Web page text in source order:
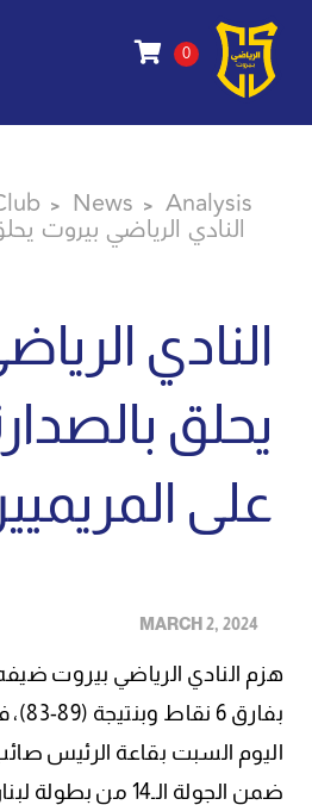
0
> News > Analysis
النادي الرياضي بيروت
النادي
يحلق
على
هزم النادي الرياضي بيروت
اليوم السبت بقاعة الرئيس
ضمن الجولة الـ14 من